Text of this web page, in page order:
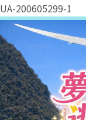
UA-200605299-1